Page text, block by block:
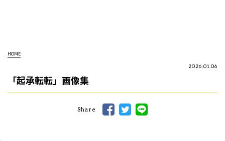
HOME
2026.01.06
「起承転転」画像集
Share